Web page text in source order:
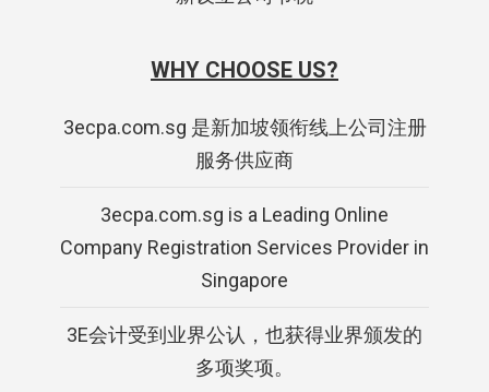
WHY CHOOSE US?
3ecpa.com.sg 是新加坡领衔线上公司注册
服务供应商
3ecpa.com.sg is a Leading Online
Company Registration Services Provider in
Singapore
3E会计受到业界公认，也获得业界颁发的
多项奖项。